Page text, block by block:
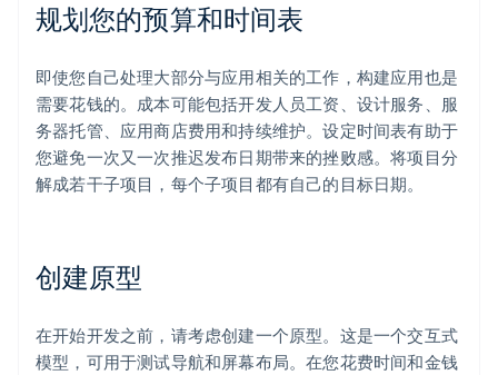
规划您的预算和时间表
即使您自己处理大部分与应用相关的工作，构建应用也是
需要花钱的。成本可能包括开发人员工资、设计服务、服
务器托管、应用商店费用和持续维护。设定时间表有助于
您避免一次又一次推迟发布日期带来的挫败感。将项目分
解成若干子项目，每个子项目都有自己的目标日期。
创建原型
在开始开发之前，请考虑创建一个原型。这是一个交互式
模型，可用于测试导航和屏幕布局。在您花费时间和金钱